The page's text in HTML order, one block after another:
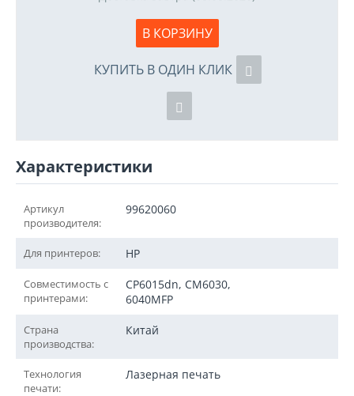
В КОРЗИНУ
КУПИТЬ В ОДИН КЛИК
Характеристики
Артикул
производителя:
99620060
Для принтеров: HP
Совместимость с
принтерами:
CP6015dn, CM6030,
6040MFP
Страна
производства:
Китай
Технология
печати:
Лазерная печать